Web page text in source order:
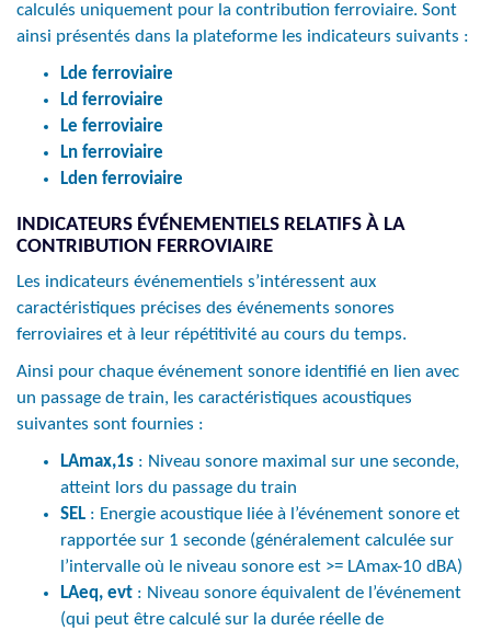
calculés uniquement pour la contribution ferroviaire. Sont
ainsi présentés dans la plateforme les indicateurs suivants :
Lde ferroviaire
Ld ferroviaire
Le ferroviaire
Ln ferroviaire
Lden ferroviaire
INDICATEURS ÉVÉNEMENTIELS RELATIFS À LA
CONTRIBUTION FERROVIAIRE
Les indicateurs événementiels s’intéressent aux
caractéristiques précises des événements sonores
ferroviaires et à leur répétitivité au cours du temps.
Ainsi pour chaque événement sonore identifié en lien avec
un passage de train, les caractéristiques acoustiques
suivantes sont fournies :
LAmax,1s : Niveau sonore maximal sur une seconde,
atteint lors du passage du train
SEL : Energie acoustique liée à l’événement sonore et
rapportée sur 1 seconde (généralement calculée sur
l’intervalle où le niveau sonore est >= LAmax-10 dBA)
LAeq, evt : Niveau sonore équivalent de l’événement
(qui peut être calculé sur la durée réelle de